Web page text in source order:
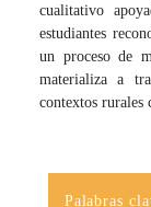
cualitativo
estudiantes
un proceso de
materializa a
contextos rurales
Palabras